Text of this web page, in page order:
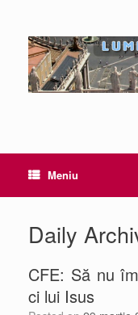
Meniu
Daily
CFE: Să nu
ci lui Isus